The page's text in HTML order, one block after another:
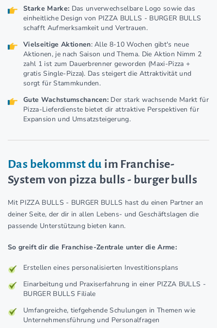
Starke Marke: Das unverwechselbare Logo sowie das
einheitliche Design von PIZZA BULLS - BURGER BULLS
schafft Aufmerksamkeit und Vertrauen.
Vielseitige Aktionen: Alle 8-10 Wochen gibt's neue
Aktionen, je nach Saison und Thema. Die Aktion Nimm 2
zahl 1 ist zum Dauerbrenner geworden (Maxi-Pizza +
gratis Single-Pizza). Das steigert die Attraktivität und
sorgt für Stammkunden.
Gute Wachstumschancen: Der stark wachsende Markt für
Pizza-Lieferdienste bietet dir attraktive Perspektiven für
Expansion und Umsatzsteigerung.
Das bekommst du im Franchise-
System von pizza bulls - burger bulls
Mit PIZZA BULLS - BURGER BULLS hast du einen Partner an
deiner Seite, der dir in allen Lebens- und Geschäftslagen die
passende Unterstützung bieten kann.
So greift dir die Franchise-Zentrale unter die Arme:
Erstellen eines personalisierten Investitionsplans
Einarbeitung und Praxiserfahrung in einer PIZZA BULLS -
BURGER BULLS Filiale
Umfangreiche, tiefgehende Schulungen in Themen wie
Unternehmensführung und Personalfragen